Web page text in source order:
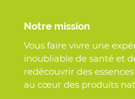
Notre mission
Vous faire vivre une
inoubliable de santé et
redécouvrir des
au cœur des produits